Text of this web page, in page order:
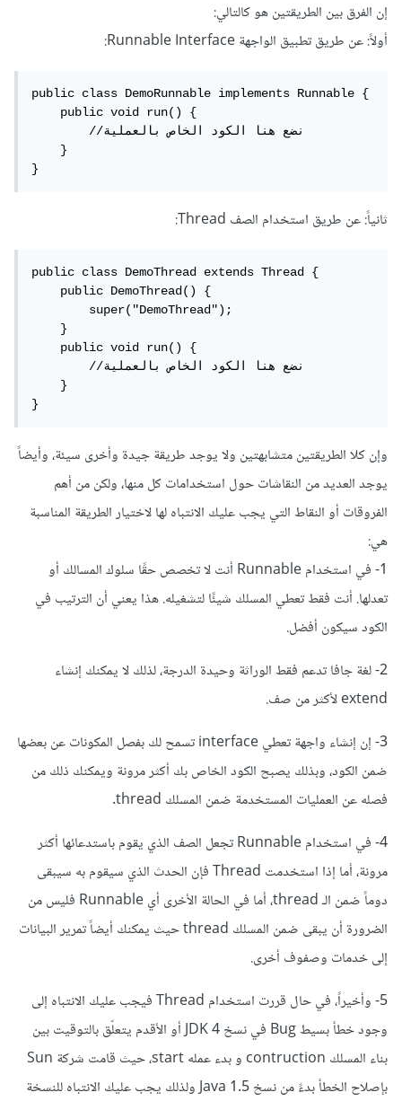
إن الفرق بين الطريقتين هو كالتالي:
أولاً: عن طريق تطبيق الواجهة Runnable Interface:
public class DemoRunnable implements Runnable {
    public void run() {
        //نضع هنا الكود الخاص بالعملية
    }
}
ثانياً: عن طريق استخدام الصف Thread:
public class DemoThread extends Thread {
    public DemoThread() {
        super("DemoThread");
    }
    public void run() {
        //نضع هنا الكود الخاص بالعملية
    }
}
وإن كلا الطريقتين متشابهتين ولا يوجد طريقة جيدة وأخرى سيئة، وأيضاً
يوجد العديد من النقاشات حول استخدامات كل منها، ولكن من أهم
الفروقات أو النقاط التي يجب عليك الانتباه لها لاختيار الطريقة المناسبة
هي:
1- في استخدام Runnable أنت لا تخصص حقًا سلوك المسالك أو
تعدلها. أنت فقط تعطي المسلك شيئًا لتشغيله. هذا يعني أن الترتيب في
الكود سيكون أفضل.
2- لغة جافا تدعم فقط الوراثة وحيدة الدرجة، لذلك لا يمكنك إنشاء
extend لأكثر من صف.
3- إن إنشاء واجهة تعطي interface تسمح لك بفصل المكونات عن بعضها
ضمن الكود، وبذلك يصبح الكود الخاص بك أكثر مرونة ويمكنك ذلك من
فصله عن العمليات المستخدمة ضمن المسلك thread.
4- في استخدام Runnable تجعل الصف الذي يقوم باستدعائها أكثر
مرونة، أما إذا استخدمت Thread فإن الحدث الذي سيقوم به سيبقى
دوماً ضمن الـ thread، أما في الحالة الأخرى أي Runnable فليس من
الضرورة أن يبقى ضمن المسلك thread حيث يمكنك أيضاً تمرير البيانات
إلى خدمات وصفوف أخرى.
5- وأخيراً، في حال قررت استخدام Thread فيجب عليك الانتباه إلى
وجود خطأ بسيط Bug في نسخ JDK 4 أو الأقدم يتعلّق بالتوقيت بين
بناء المسلك contruction و بدء عمله start، حيث قامت شركة Sun
بإصلاح الخطأ بدءً من نسخ Java 1.5 ولذلك يجب عليك الانتباه للنسخة